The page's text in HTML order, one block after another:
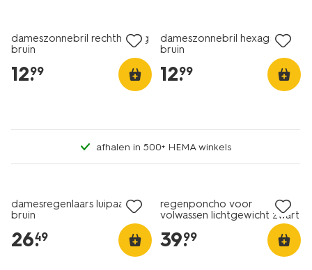
dameszonnebril rechthoekig
bruin
12.
99
dameszonnebril hexago
bruin
12.
99
afhalen in 500+ HEMA winkels
damesregenlaars luipaard
bruin
26.
49
regenponcho voor
volwassen lichtgewicht zwart
39.
99